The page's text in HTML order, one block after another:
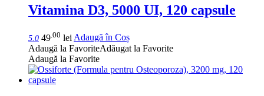
Vitamina D3, 5000 UI, 120 capsule
5.0 49 .00 lei Adaugă în Coș
Adaugă la FavoriteAdăugat la Favorite
Adaugă la Favorite